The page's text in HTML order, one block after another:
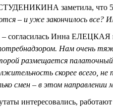
заметила, что 5
– и уже закончилось все?
– согласилась Инна ЕЛЕЦКАЯ
Нам очень
размещается
скорее всего,
смен – в этом
интересовались,